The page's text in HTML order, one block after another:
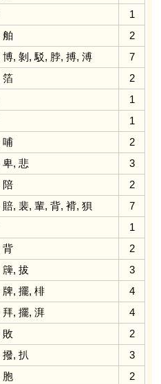
1
舶
2
博, 剝 , 駁, 脖, 搏, 溥
7
箔
2
1
1
哺
2
卑, 悲
3
陪
2
賠, 裴, 輩, 背, 褙, 狽
7
1
背
2
簰, 拔
3
牌, 擺, 棑
4
拜, 擺, 湃
4
敗
2
撥, 扒
3
胞 2